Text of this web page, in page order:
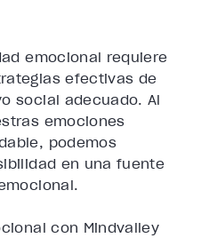
emocional requiere
efectivas de
social adecuado. Al
emociones
podemos
en una fuente
con Mindvalley